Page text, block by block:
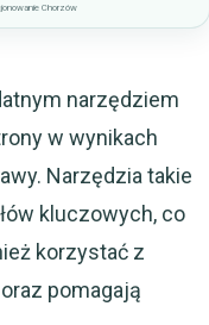
Chorzów
narzędziem
w wynikach
Narzędzia takie
kluczowych, co
korzystać z
pomagają